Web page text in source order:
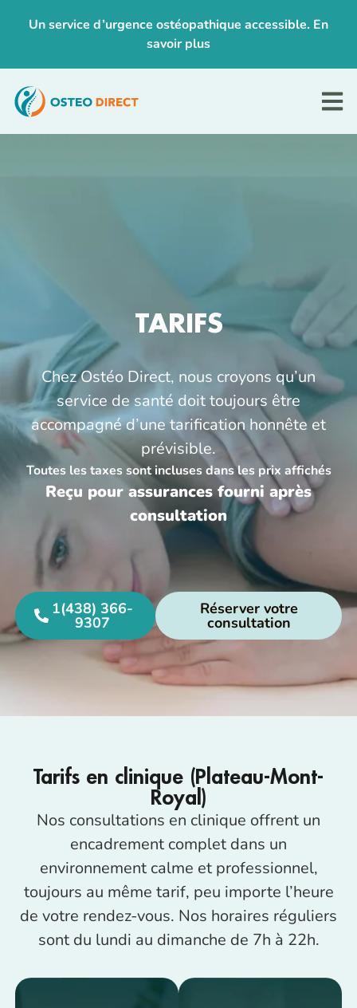
Un service d’urgence ostéopathique accessible. En
savoir plus
TARIFS
Chez Ostéo Direct, nous croyons qu’un
service de santé doit toujours être
accompagné d’une tarification honnête et
prévisible.
Toutes les taxes sont incluses dans les prix affichés
Reçu pour assurances fourni après
consultation
1(438) 366-
9307
Réserver votre
consultation
Tarifs en clinique (Plateau-Mont-
Royal)
Nos consultations en clinique offrent un
encadrement complet dans un
environnement calme et professionnel,
toujours au même tarif, peu importe l’heure
de votre rendez-vous. Nos horaires réguliers
sont du lundi au dimanche de 7h à 22h.